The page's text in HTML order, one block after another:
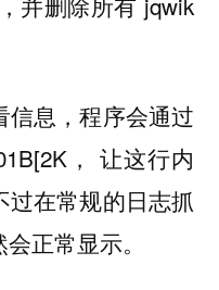
信息，程序会通过
， 让这行内
在常规的日志抓
正常显示。